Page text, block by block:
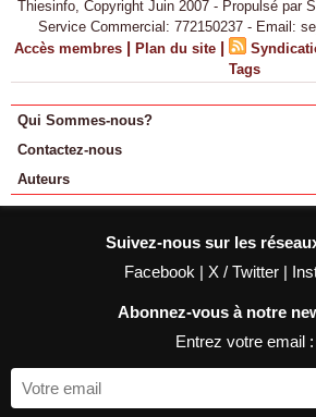
Thiesinfo, Copyright Juin 2007 - Propulsé par
Service Commercial: 772150237 - Email:
Accès membres | Plan du site |
Tags
Qui Sommes-nous?
Contactez-nous
Auteurs
Suivez-nous sur les
Facebook | X / Twitter |
Abonnez-vous à notre
Entrez votre email :